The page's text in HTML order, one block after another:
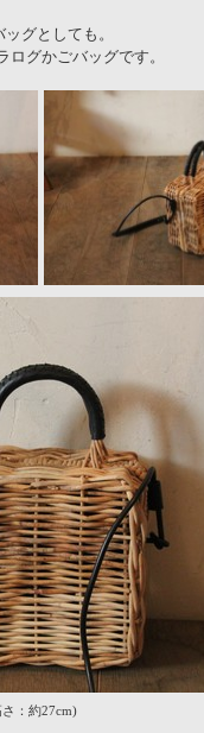
グとしても。
グかごバッグです。
：約27cm)